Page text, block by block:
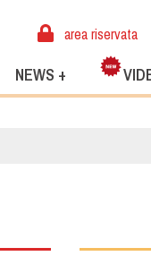
area riservata
NEWS +